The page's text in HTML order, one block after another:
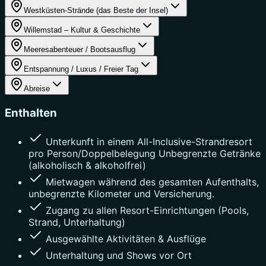
Westküsten-Strände (das Beste der Insel)
Willemstad – Kultur & Geschichte
Meeresabenteuer / Bootsausflug
Entspannung / Luxus / Freier Tag
Abreise
Enthalten
Unterkunft in einem All-Inclusive-Strandresort
pro Person/Doppelbelegung Unbegrenzte Getränke
(alkoholisch & alkoholfrei)
Mietwagen während des gesamten Aufenthalts,
unbegrenzte Kilometer und Versicherung.
Zugang zu allen Resort-Einrichtungen (Pools,
Strand, Unterhaltung)
Ausgewählte Aktivitäten & Ausflüge
Unterhaltung und Shows vor Ort